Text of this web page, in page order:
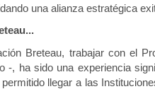
una alianza estratégica
Breteau, trabajar con el
-, ha sido una experiencia
llegar a las